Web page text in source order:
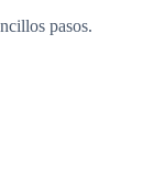
pasos.